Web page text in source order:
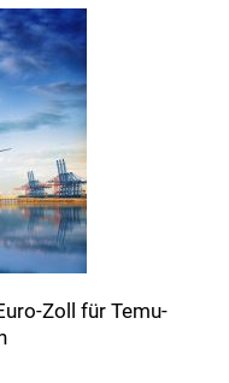
Zoll für Temu-